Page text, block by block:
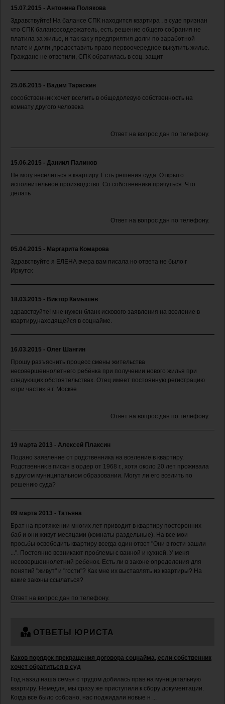
15.07.2015 - Антонина Полякова
Здравствуйте! На балансе СПК находится квартира , в суде признан
что СПК балансосодержатель, есть решение общего собрания не
платила за жилье, и так как у предприятия долги по заработной
плате и долги ,предоставить право первоочередное выкупить жилье.
Граждане не ответили, СПК обратилась в соц. защит
25.06.2015 - Вадим Тараскин
сособственник хочет вселить в общедолевую собственность на
комнату другого человека
Ответ на вопрос дан по телефону.
15.06.2015 - Даниил Палинов
Не могу веселиться в квартиру. Есть решения суда. Открыто
исполнительное производство. Со собственники прячуться. Что
делать
Ответ на вопрос дан по телефону.
05.04.2015 - Маргарита Комарова
Здравствуйте я ЕЛЕНА вчера вам писала но ответа не было г
Иркутск
18.03.2015 - Виктор Камышев
здравствуйте! мне нужен бланк искового заявления на вселение в
квартиру,находящейся в соцнайме.
16.03.2015 - Олег Шангин
Прошу разъяснить процесс смены жительства
несовершеннолетнего ребёнка при получении нового жилья при
следующих обстоятельствах. Отец имеет постоянную регистрацию
«при части» в г. Москве
Ответ на вопрос дан по телефону.
19 марта 2013 - Алексей Плаксин
Подано заявление от родственника на вселение в квартиру.
Родственник в писан в ордер от 1968 г., хотя около 20 лет проживала
в другом муниципальном образовании. Могут ли его вселить по
решению суда?
09 марта 2013 - Татьяна
Брат на протяжении многих лет приводит в квартиру посторонних
баб и они живут месяцами (комнаты раздельные). На все мои
просьбы освободить квартиру всегда один ответ "Они в гости зашли
...". Постоянно возникают проблемы с ванной и кухней. У меня
несовершеннолетний ребенок. Есть ли в законе определения для
понятий "живут" и "гости"? Как мне их выставлять из квартиры? На
какие законы ссылаться?
Ответ на вопрос дан по телефону.
ОТВЕТЫ ЮРИСТА
Каков порядок прекращения договора соцнайма, если собственник
хочет обратиться в суд
Год назад наша семья с трудом добилась прав на муниципальную
квартиру. Немедля, мы сразу же приступили к сбору документации.
Когда все было собрано, нас поджидали новые н ...